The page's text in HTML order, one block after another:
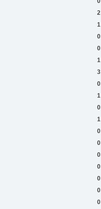
2
1
0
0
1
3
0
1
0
1
0
0
0
0
0
0
0